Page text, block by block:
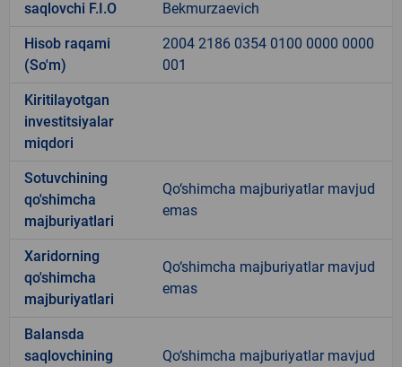
saqlovchi F.I.O Bekmurzaevich
Hisob raqami
(So'm)
2004 2186 0354 0100 0000 0000
001
Kiritilayotgan
investitsiyalar
miqdori
Sotuvchining
qo'shimcha
majburiyatlari
Qo‘shimcha majburiyatlar mavjud
emas
Xaridorning
qo'shimcha
majburiyatlari
Qo‘shimcha majburiyatlar mavjud
emas
Balansda
saqlovchining
Qo‘shimcha majburiyatlar mavjud